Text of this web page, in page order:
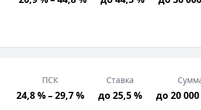
ПСК
24,8 % – 29,7 %
Ставка
до 25,5 % до 20